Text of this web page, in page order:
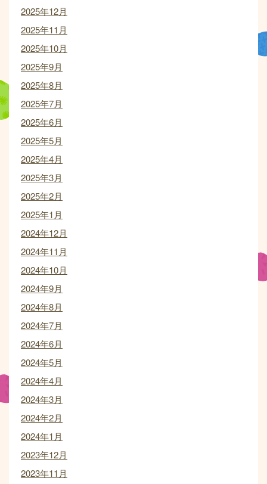
2025年12月
2025年11月
2025年10月
2025年9月
2025年8月
2025年7月
2025年6月
2025年5月
2025年4月
2025年3月
2025年2月
2025年1月
2024年12月
2024年11月
2024年10月
2024年9月
2024年8月
2024年7月
2024年6月
2024年5月
2024年4月
2024年3月
2024年2月
2024年1月
2023年12月
2023年11月